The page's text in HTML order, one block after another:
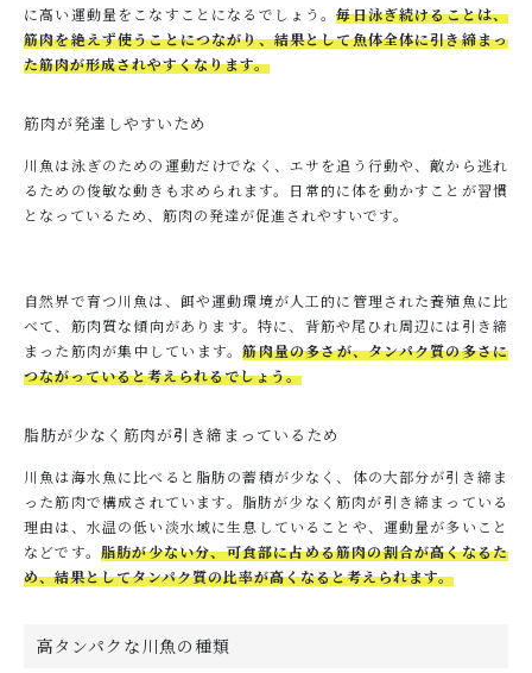
に高い運動量をこなすことになるでしょう。毎日泳ぎ続けることは、
筋肉を絶えず使うことにつながり、結果として魚体全体に引き締まっ
た筋肉が形成されやすくなります。
筋肉が発達しやすいため
川魚は泳ぎのための運動だけでなく、エサを追う行動や、敵から逃れ
るための俊敏な動きも求められます。日常的に体を動かすことが習慣
となっているため、筋肉の発達が促進されやすいです。
自然界で育つ川魚は、餌や運動環境が人工的に管理された養殖魚に比
べて、筋肉質な傾向があります。特に、背筋や尾ひれ周辺には引き締
まった筋肉が集中しています。筋肉量の多さが、タンパク質の多さに
つながっていると考えられるでしょう。
脂肪が少なく筋肉が引き締まっているため
川魚は海水魚に比べると脂肪の蓄積が少なく、体の大部分が引き締ま
った筋肉で構成されています。脂肪が少なく筋肉が引き締まっている
理由は、水温の低い淡水域に生息していることや、運動量が多いこと
などです。 脂肪が少ない分、可食部に占める筋肉の割合が高くなるた
め、結果としてタンパク質の比率が高くなると考えられます。
高タンパクな川魚の種類